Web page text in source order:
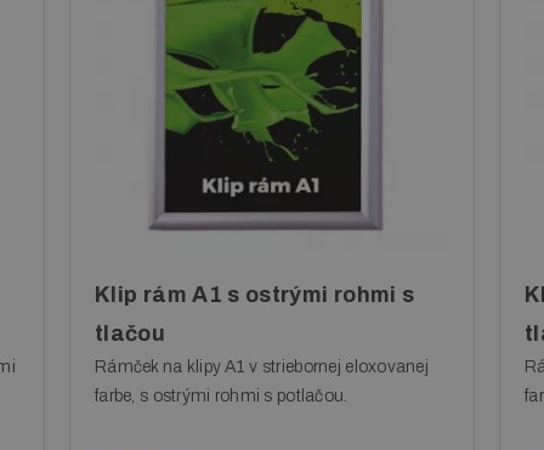
Klip rám A1 s ostrými rohmi s
tlačou
Rámček na klipy A1 v striebornej eloxovanej
farbe, s ostrými rohmi s potlačou.